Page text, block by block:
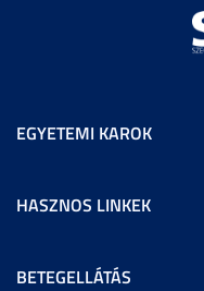
EGYETEMI KAROK
HASZNOS LINKEK
BETEGELLÁTÁS